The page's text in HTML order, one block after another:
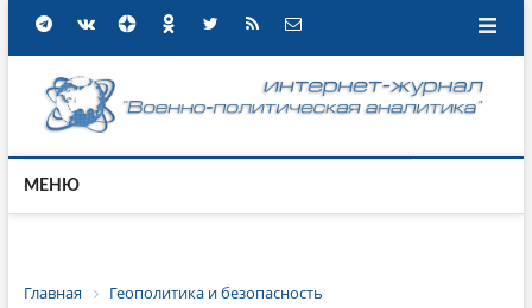
МЕНЮ
Главная
Геополитика и безопасность